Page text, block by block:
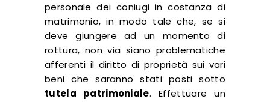
personale dei coniugi in costanza di
matrimonio, in modo tale che, se si
deve giungere ad un momento di
rottura, non via siano problematiche
afferenti il diritto di proprietà sui vari
beni che saranno stati posti sotto
tutela patrimoniale. Effettuare un